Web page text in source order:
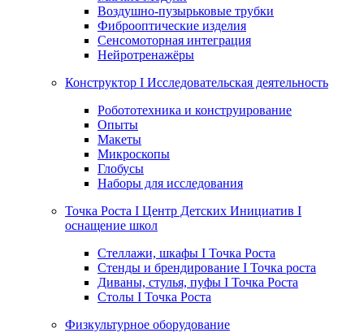
Воздушно-пузырьковые трубки
Фиброоптические изделия
Сенсомоторная интеграция
Нейротренажёры
Конструктор I Исследовательская деятельность
Робототехника и конструирование
Опыты
Макеты
Микроскопы
Глобусы
Наборы для исследования
Точка Роста I Центр Детских Инициатив I
оснащение школ
Стеллажи, шкафы I Точка Роста
Стенды и брендирование I Точка роста
Диваны, стулья, пуфы I Точка Роста
Столы I Точка Роста
Физкультурное оборудование